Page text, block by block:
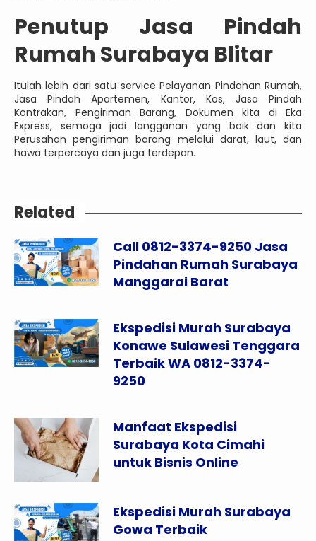
Penutup Jasa Pindah
Rumah Surabaya Blitar
Itulah lebih dari satu service Pelayanan Pindahan Rumah,
Jasa Pindah Apartemen, Kantor, Kos, Jasa Pindah
Kontrakan, Pengiriman Barang, Dokumen kita di Eka
Express, semoga jadi langganan yang baik dan kita
Perusahan pengiriman barang melalui darat, laut, dan
hawa terpercaya dan juga terdepan.
Related
Call 0812-3374-9250 Jasa
Pindahan Rumah Surabaya
Manggarai Barat
Ekspedisi Murah Surabaya
Konawe Sulawesi Tenggara
Terbaik WA 0812-3374-
9250
Manfaat Ekspedisi
Surabaya Kota Cimahi
untuk Bisnis Online
Ekspedisi Murah Surabaya
Gowa Terbaik